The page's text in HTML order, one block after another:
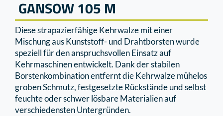
GANSOW 105 M
Diese strapazierfähige Kehrwalze mit einer
Mischung aus Kunststoﬀ- und Drahtborsten wurde
speziell für den anspruchsvollen Einsatz auf
Kehrmaschinen entwickelt. Dank der stabilen
Borstenkombination entfernt die Kehrwalze mühelos
groben Schmutz, festgesetzte Rückstände und selbst
feuchte oder schwer lösbare Materialien auf
verschiedensten Untergründen.